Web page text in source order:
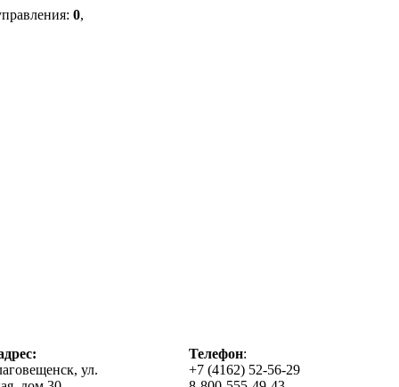
0,
ул.
Телефон:
+7 (4162) 52-56-29